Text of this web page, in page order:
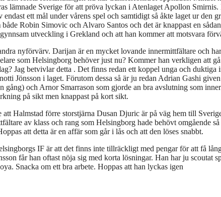
lämnade Sverige för att pröva lyckan i Atenlaget Apollon
ett mål under vårens spel och samtidigt så åkte laget ur den
Robin Simovic och Alvaro Santos och det är knappast en
utveckling i Grekland och att han kommer att motsvara
nyförvärv. Darijan är en mycket lovande innermittfältare och
som Helsingborg behöver just nu? Kommer han verkligen att
Jag betvivlar detta . Det finns redan ett koppel unga och
Jönsson i laget. Förutom dessa så är ju redan Adrian Gashi
gång) och Arnor Smarrason som gjorde an bra avslutning som
på sikt men knappast på kort sikt.
att Halmstad förre storstjärna Dusan Djuric är på väg hem till
av klass och rang som Helsingborg hade behövt omgående
att detta är en affär som går i lås och att den löses snabbt.
IF är att det finns inte tillräckligt med pengar för att få
får han oftast nöja sig med korta lösningar. Han har ju scoutat
Snacka om ett bra arbete. Hoppas att han lyckas igen